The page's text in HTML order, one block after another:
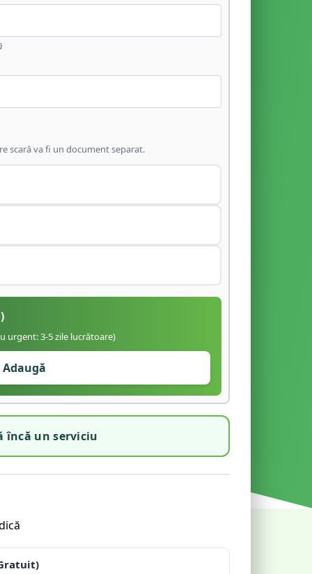
scară va fi un document separat.
urgent: 3-5 zile lucrătoare)
Adaugă
încă un serviciu